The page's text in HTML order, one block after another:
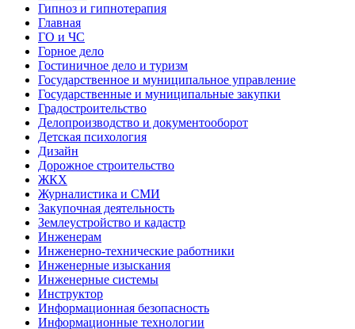
Гипноз и гипнотерапия
Главная
ГО и ЧС
Горное дело
Гостиничное дело и туризм
Государственное и муниципальное управление
Государственные и муниципальные закупки
Градостроительство
Делопроизводство и документооборот
Детская психология
Дизайн
Дорожное строительство
ЖКХ
Журналистика и СМИ
Закупочная деятельность
Землеустройство и кадастр
Инженерам
Инженерно-технические работники
Инженерные изыскания
Инженерные системы
Инструктор
Информационная безопасность
Информационные технологии